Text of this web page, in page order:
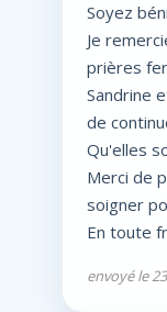
Soyez
Je
prières
Sandrine
de
Qu'elles
Merci de
soigner
En toute
envoyé le